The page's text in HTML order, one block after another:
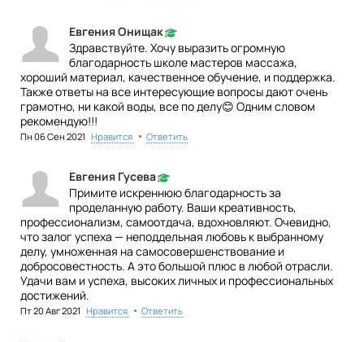
Евгения Онищак
Здравствуйте. Хочу выразить огромную
благодарность школе мастеров массажа,
хороший материал, качественное обучение, и поддержка.
Также ответы на все интересующие вопросы дают очень
грамотно, ни какой воды, все по делу😊 Одним словом
рекомендую!!!
Пн 06 Сен 2021 Нравится • Ответить
Евгения Гусева
Примите искреннюю благодарность за
проделанную работу. Ваши креативность,
профессионализм, самоотдача, вдохновляют. Очевидно,
что залог успеха — неподдельная любовь к выбранному
делу, умноженная на самосовершенствование и
добросовестность. А это большой плюс в любой отрасли.
Удачи вам и успеха, высоких личных и профессиональных
достижений.
Пт 20 Авг 2021 Нравится • Ответить